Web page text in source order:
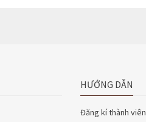
HƯỚNG DẪN
Đăng kí thành viên